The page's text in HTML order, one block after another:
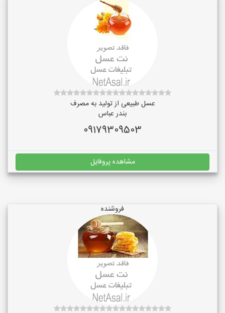
عسل طبیعی از تولید به مصرف
بندر عباس
09179309503
مشاهده پروفایل
فروشنده